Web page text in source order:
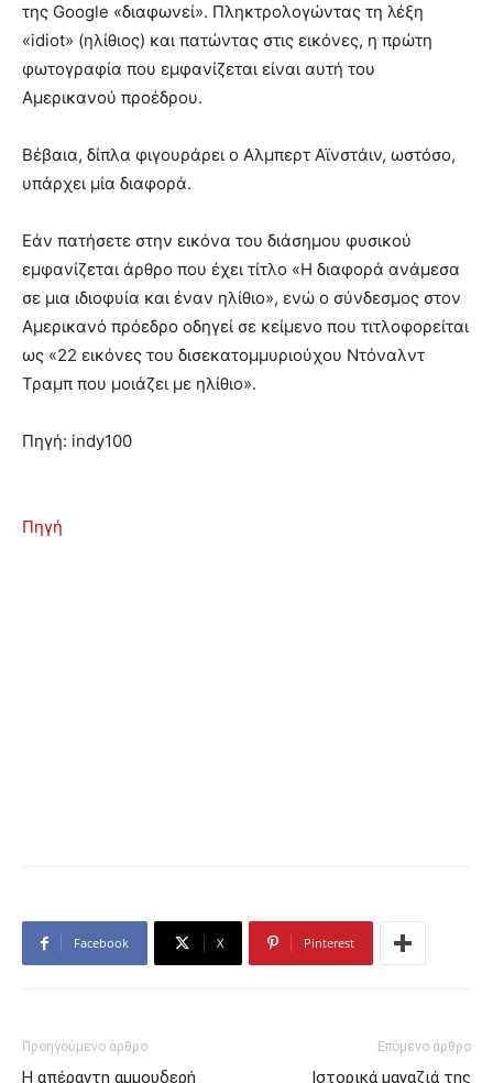
της Google «διαφωνεί». Πληκτρολογώντας τη λέξη
«idiot» (ηλίθιος) και πατώντας στις εικόνες, η πρώτη
φωτογραφία που εμφανίζεται είναι αυτή του
Αμερικανού προέδρου.
Βέβαια, δίπλα φιγουράρει ο Αλμπερτ Αϊνστάιν, ωστόσο,
υπάρχει μία διαφορά.
Εάν πατήσετε στην εικόνα του διάσημου φυσικού
εμφανίζεται άρθρο που έχει τίτλο «Η διαφορά ανάμεσα
σε μια ιδιοφυία και έναν ηλίθιο», ενώ ο σύνδεσμος στον
Αμερικανό πρόεδρο οδηγεί σε κείμενο που τιτλοφορείται
ως «22 εικόνες του δισεκατομμυριούχου Ντόναλντ
Τραμπ που μοιάζει με ηλίθιο».
Πηγή: indy100
Πηγή
Facebook X Pinterest
Προηγούμενο άρθρο
Η απέραντη αμμουδερή
Επόμενο άρθρο
Ιστορικά μαγαζιά της